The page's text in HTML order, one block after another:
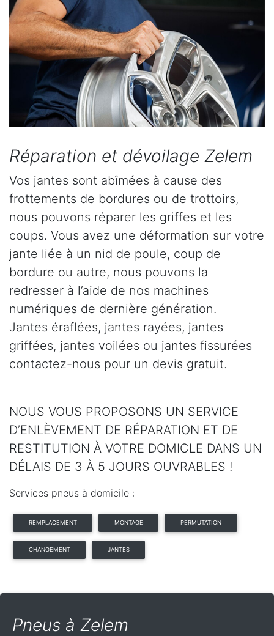
Réparation et dévoilage Zelem
Vos jantes sont abîmées à cause des
frottements de bordures ou de trottoirs,
nous pouvons réparer les griffes et les
coups. Vous avez une déformation sur votre
jante liée à un nid de poule, coup de
bordure ou autre, nous pouvons la
redresser à l’aide de nos machines
numériques de dernière génération.
Jantes éraflées, jantes rayées, jantes
griffées, jantes voilées ou jantes fissurées
contactez-nous pour un devis gratuit.
NOUS VOUS PROPOSONS UN SERVICE
D’ENLÈVEMENT DE RÉPARATION ET DE
RESTITUTION À VOTRE DOMICLE DANS UN
DÉLAIS DE 3 À 5 JOURS OUVRABLES !
Services pneus à domicile :
REMPLACEMENT MONTAGE PERMUTATION
CHANGEMENT JANTES
Pneus à Zelem